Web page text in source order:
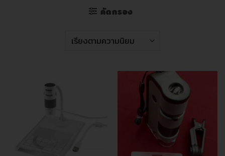
คัดกรอง